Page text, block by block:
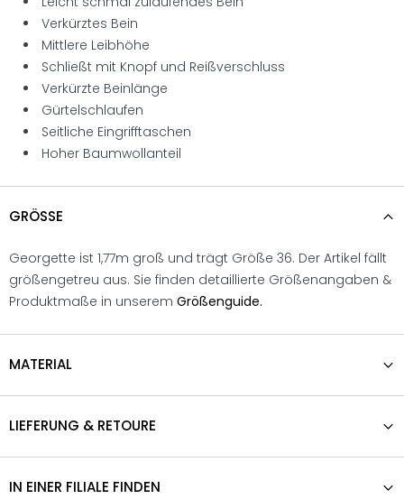
Verkürztes Bein
Mittlere Leibhöhe
Schließt mit Knopf und Reißverschluss
Verkürzte Beinlänge
Gürtelschlaufen
Seitliche Eingrifftaschen
Hoher Baumwollanteil
GRÖSSE
Georgette ist 1,77m groß und trägt Größe 36. Der Artikel fällt
größengetreu aus. Sie finden detaillierte Größenangaben &
Produktmaße in unserem Größenguide.
MATERIAL
LIEFERUNG & RETOURE
IN EINER FILIALE FINDEN